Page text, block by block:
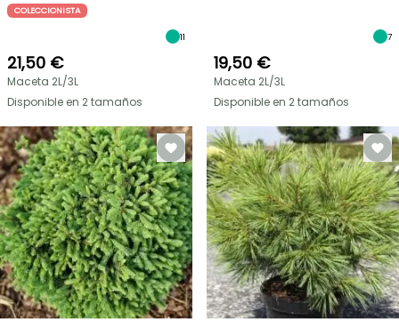
COLECCIONISTA
11
21,50 €
Maceta 2L/3L
Disponible en 2 tamaños
7
19,50 €
Maceta 2L/3L
Disponible en 2 tamaños